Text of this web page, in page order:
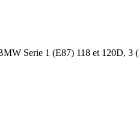
Serie 1 (E87) 118 et 120D,